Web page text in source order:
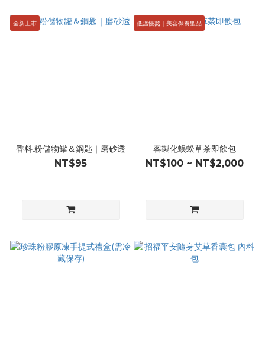
全新上市
香料.粉儲物罐＆鋼匙｜磨砂透
NT$95
低溫慢熬｜美容保養聖品
客製化蜈蚣草茶即飲包
NT$100 ~ NT$2,000